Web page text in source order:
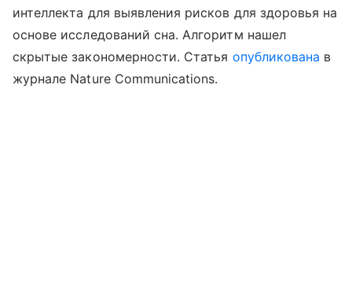
интеллекта для выявления рисков для здоровья на
основе исследований сна. Алгоритм нашел
скрытые закономерности. Статья опубликована в
журнале Nature Communications.